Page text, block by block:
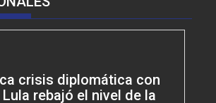
crisis diplomática con
rebajó el nivel de la